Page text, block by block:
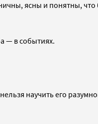
ясны и понятны,
— в событиях.
научить его